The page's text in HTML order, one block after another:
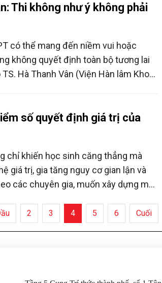
Thi không như ý không phải
có thể mang đến niềm vui hoặc
không quyết định toàn bộ tương lai
Hà Thanh Vân (Viện Hàn lâm Khoa
số quyết định giá trị của
chỉ khiến học sinh căng thẳng mà
giá trị, gia tăng nguy cơ gian lận và
các chuyên gia, muốn xây dựng một
tiến bộ và năng lực thực chất thay vì
2 3 4 5 6 Cuối